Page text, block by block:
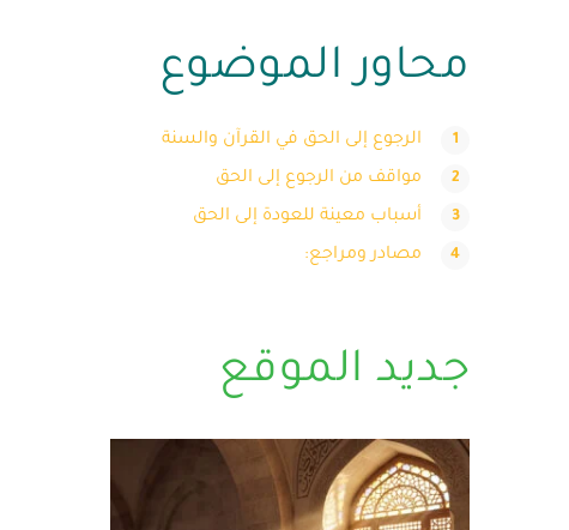
محاور الموضوع
الرجوع إلى الحق في القرآن والسنة
مواقف من الرجوع إلى الحق
أسباب معينة للعودة إلى الحق
مصادر ومراجع:
جديد الموقع